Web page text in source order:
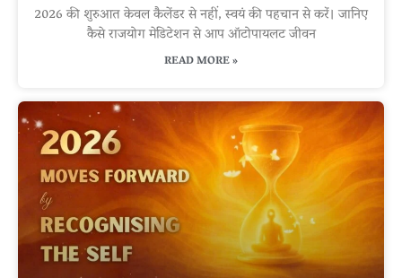
2026 की शुरुआत केवल कैलेंडर से नहीं, स्वयं की पहचान से करें। जानिए
कैसे राजयोग मेडिटेशन से आप ऑटोपायलट जीवन
READ MORE »